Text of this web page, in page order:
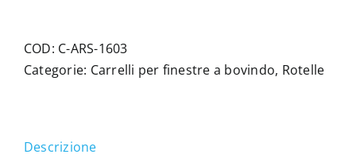
rotella,
adattabile
binario
COD: C-ARS-1603
Categorie: Carrelli per finestre a bovindo, Rotelle
Descrizione